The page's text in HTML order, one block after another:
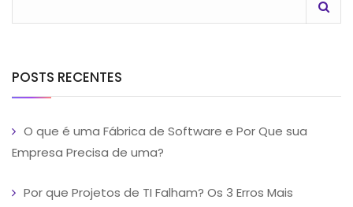
POSTS RECENTES
O que é uma Fábrica de Software e Por Que sua
Empresa Precisa de uma?
Por que Projetos de TI Falham? Os 3 Erros Mais